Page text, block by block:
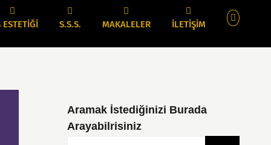
ESTETİĞİ S.S.S. MAKALELER İLETİŞİM
Aramak İstediğinizi Burada
Arayabilrisiniz